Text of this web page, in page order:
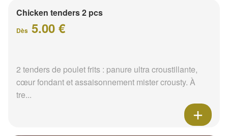
Chicken tenders 2 pcs
Dès 5.00 €
2 tenders de poulet frits : panure ultra croustillante,
cœur fondant et assaisonnement mister crousty. À
tre...